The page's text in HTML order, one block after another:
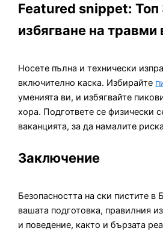
Featured snippet: Топ
избягване на травми
Носете пълна и технически
включително каска. Избирайте
уменията ви, и избягвайте
хора. Подгответе се физически
ваканцията, за да намалите
Заключение
Безопасността на ски пистите в
вашата подготовка, правилния
и поведение, както и бързата